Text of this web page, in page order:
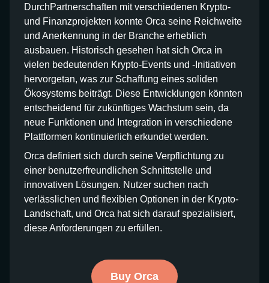
DurchPartnerschaften mit verschiedenen Krypto-
und Finanzprojekten konnte Orca seine Reichweite
und Anerkennung in der Branche erheblich
ausbauen. Historisch gesehen hat sich Orca in
vielen bedeutenden Krypto-Events und -Initiativen
hervorgetan, was zur Schaffung eines soliden
Ökosystems beiträgt. Diese Entwicklungen könnten
entscheidend für zukünftiges Wachstum sein, da
neue Funktionen und Integration in verschiedene
Plattformen kontinuierlich erkundet werden.
Orca definiert sich durch seine Verpflichtung zu
einer benutzerfreundlichen Schnittstelle und
innovativen Lösungen. Nutzer suchen nach
verlässlichen und flexiblen Optionen in der Krypto-
Landschaft, und Orca hat sich darauf spezialisiert,
diese Anforderungen zu erfüllen.
Buy Orca